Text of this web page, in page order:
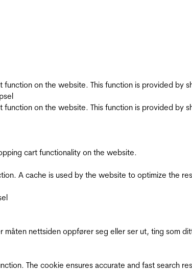
on the website. This function is provided by
on the website. This function is provided by
cart functionality on the website.
A cache is used by the website to optimize the
nettsiden oppfører seg eller ser ut, ting som
The cookie ensures accurate and fast search